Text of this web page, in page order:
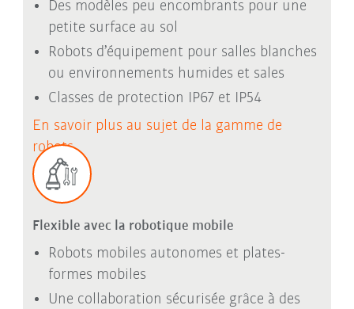
Des modèles peu encombrants pour une
petite surface au sol
Robots d’équipement pour salles blanches
ou environnements humides et sales
Classes de protection IP67 et IP54
En savoir plus au sujet de la gamme de
robots
Flexible avec la robotique mobile
Robots mobiles autonomes et plates-
formes mobiles
Une collaboration sécurisée grâce à des